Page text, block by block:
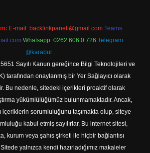
E-mail: backlinkpaneli@gmail.com Teams:
Whatsapp: 0262 606 0 726 Telegram:
@karabul
Sayılı Kanun gereğince Bilgi Teknolojileri ve
tarafından onaylanmış bir Yer Sağlayıcı olarak
Bu nedenle, sitedeki içerikleri proaktif olarak
yükümlülüğümüz bulunmamaktadır. Ancak,
içeriklerin sorumluluğunu taşımakta olup, siteye
kabul etmiş sayılırlar. Bu internet sitesi,
kurum veya şahıs şirketi ile hiçbir bağlantısı
yalnızca kendi hazırladığımız makaleler